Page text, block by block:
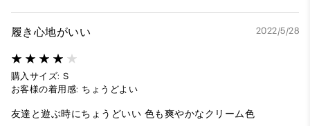
履き心地がいい 2022/5/28
購入サイズ: S
お客様の着用感: ちょうどよい
友達と遊ぶ時にちょうどいい 色も爽やかなクリーム色